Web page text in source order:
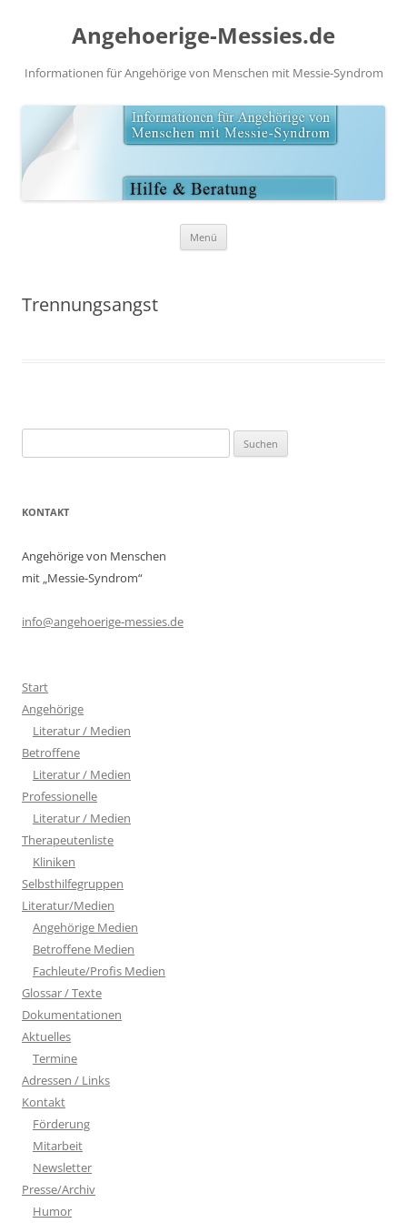
Angehoerige-Messies.de
Informationen für Angehörige von Menschen mit Messie-Syndrom
Menü
Trennungsangst
nach:
KONTAKT
Angehörige von Menschen
mit „Messie-Syndrom“
info@angehoerige-messies.de
Start
Angehörige
Literatur / Medien
Betroffene
Literatur / Medien
Professionelle
Literatur / Medien
Therapeutenliste
Kliniken
Selbsthilfegruppen
Literatur/Medien
Angehörige Medien
Betroffene Medien
Fachleute/Profis Medien
Glossar / Texte
Dokumentationen
Aktuelles
Termine
Adressen / Links
Kontakt
Förderung
Mitarbeit
Newsletter
Presse/Archiv
Humor